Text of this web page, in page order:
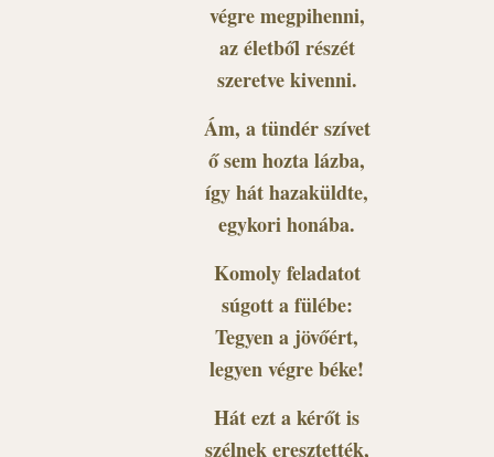
végre megpihenni,
az életből részét
szeretve kivenni.
Ám, a tündér szívet
ő sem hozta lázba,
így hát hazaküldte,
egykori honába.
Komoly feladatot
súgott a fülébe:
Tegyen a jövőért,
legyen végre béke!
Hát ezt a kérőt is
szélnek eresztették,